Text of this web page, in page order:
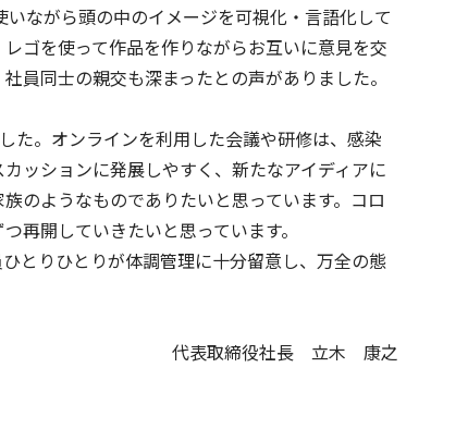
覧へ
ながら頭の中のイメージを可視化・言語化して
ゴを使って作品を作りながらお互いに意見を交
員同士の親交も深まったとの声がありました。
た。オンラインを利用した会議や研修は、感染
ッションに発展しやすく、新たなアイディアに
のようなものでありたいと思っています。コロ
再開していきたいと思っています。
とりひとりが体調管理に十分留意し、万全の態
代表取締役社長 立木 康之